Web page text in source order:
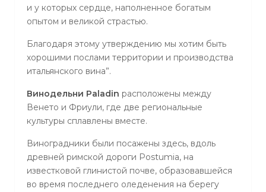
и у которых сердце, наполненное богатым
опытом и великой страстью.
Благодаря этому утверждению мы хотим быть
хорошими послами территории и производства
итальянского вина”.
Винодельни Paladin расположены между
Венето и Фриули, где две региональные
культуры сплавлены вместе.
Виноградники были посажены здесь, вдоль
древней римской дороги Postumia, на
известковой глинистой почве, образовавшейся
во время последнего оледенения на берегу